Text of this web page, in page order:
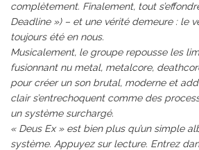
complètement. Finalement, tout
Deadline ») – et une vérité demeure : le
toujours été en nous.
Musicalement, le groupe repousse les
fusionnant nu metal, metalcore,
pour créer un son brutal, moderne et
clair s’entrechoquent comme des
un système surchargé.
« Deus Ex » est bien plus qu’un simple
système. Appuyez sur lecture. Entrez